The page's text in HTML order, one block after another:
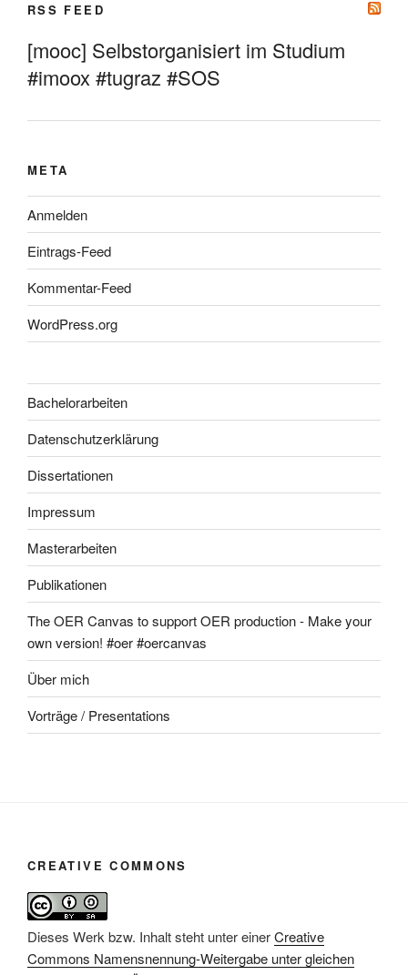
RSS FEED
[mooc] Selbstorganisiert im Studium
#imoox #tugraz #SOS
META
Anmelden
Eintrags-Feed
Kommentar-Feed
WordPress.org
Bachelorarbeiten
Datenschutzerklärung
Dissertationen
Impressum
Masterarbeiten
Publikationen
The OER Canvas to support OER production - Make your
own version! #oer #oercanvas
Über mich
Vorträge / Presentations
CREATIVE COMMONS
Dieses Werk bzw. Inhalt steht unter einerCreative
Commons Namensnennung-Weitergabe unter gleichen